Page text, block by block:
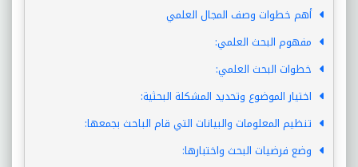
أهم خطوات وصف المجال العلمي
مفهوم البحث العلمي:
خطوات البحث العلمي:
اختيار الموضوع وتحديد المشكلة البحثية:
تنظيم المعلومات والبيانات التي قام الباحث بجمعها:
وضع فرضيات البحث واختبارها: